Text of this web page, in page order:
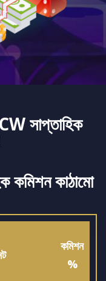
সাপ্তাহিক
কমিশন কাঠামো
কমিশন
%